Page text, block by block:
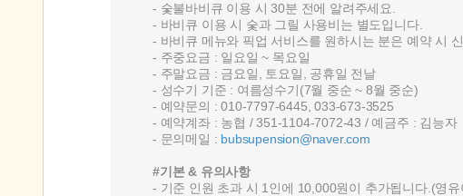
- 숯불바비큐 이용 시 30분 전에 알려주세요.
- 바비큐 이용 시 숯과 그릴 사용비는 별도입니다.
- 바비큐 메뉴와 픽업 서비스를 원하시는 분은 예약 시
- 주중요금 : 일요일 ~ 목요일
- 주말요금 : 금요일, 토요일, 공휴일 전날
- 성수기 기준 : 여름성수기(7월 중순 ~ 8월 중순)
- 예약문의 : 010-7797-6445, 033-673-3525
- 예약계좌 : 농협 / 351-1104-7072-43 / 예금주 : 김능자
- 문의메일 : bubsupension@naver.com
#기본 & 유의사항
- 기준 인원 초과 시 1인에 10,000원이 추가됩니다.(영유